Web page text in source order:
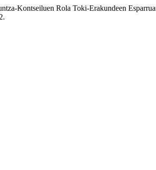
Kontseiluen Rola Toki-Erakundeen